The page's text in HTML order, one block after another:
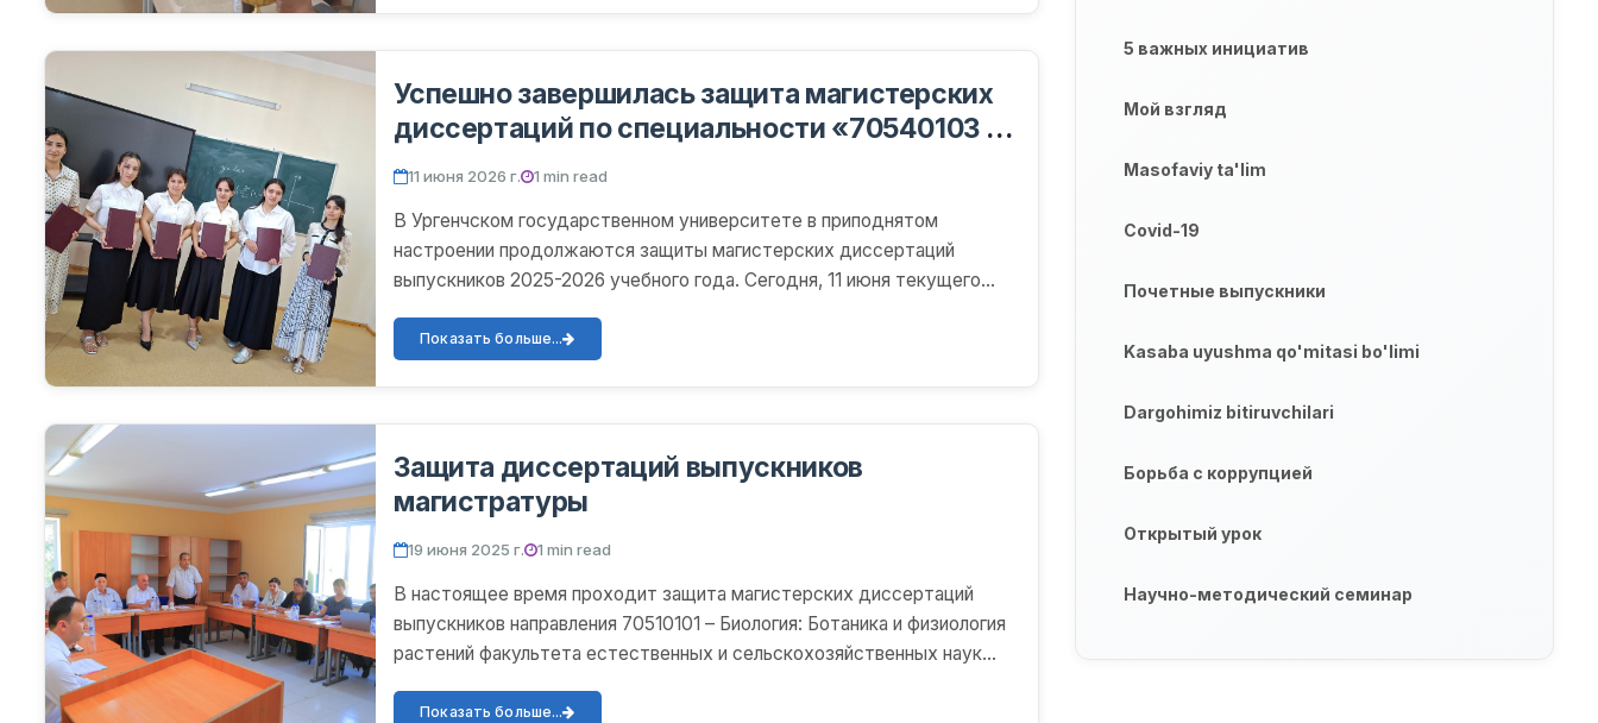
Успешно завершилась защита магистерских
диссертаций по специальности «70540103 –
Актуарная и финансовая математика»
11 июня 2026 г. 1 min read
В Ургенчском государственном университете в приподнятом
настроении продолжаются защиты магистерских диссертаций
выпускников 2025-2026 учебного года. Сегодня, 11 июня текущего
Показать больше...
Защита диссертаций выпускников
магистратуры
19 июня 2025 г. 1 min read
В настоящее время проходит защита магистерских диссертаций
выпускников направления 70510101 – Биология: Ботаника и физиология
растений факультета естественных и сельскохозяйственных наук
Показать больше...
5 важных инициатив
Мой взгляд
Masofaviy ta'lim
Covid-19
Почетные выпускники
Kasaba uyushma qo'mitasi bo'limi
Dargohimiz bitiruvchilari
Борьба с коррупцией
Открытый урок
Научно-методический семинар